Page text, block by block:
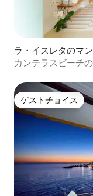
ラ・イスレタのマ
カンテラスビーチ
ゲストチョイス
ゲストチョイス